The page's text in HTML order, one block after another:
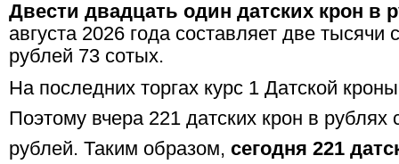
Двести двадцать один датских крон в
августа 2026 года составляет две тысячи
рублей 73 сотых.
На последних торгах курс 1 Датской
Поэтому вчера 221 датских крон в
рублей. Таким образом, сегодня 221